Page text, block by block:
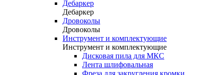
Дебаркер
Дебаркер
Дровоколы
Дровоколы
Инструмент и комплектующие
Инструмент и комплектующие
Дисковая пила для МКС
Лента шлифовальная
Фреза для закругления кромки